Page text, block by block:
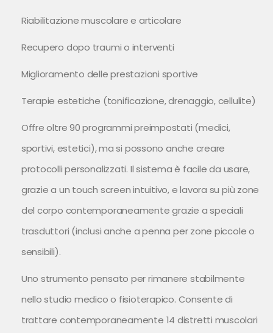
Riabilitazione muscolare e articolare
Recupero dopo traumi o interventi
Miglioramento delle prestazioni sportive
Terapie estetiche (tonificazione, drenaggio, cellulite)
Offre oltre 90 programmi preimpostati (medici,
sportivi, estetici), ma si possono anche creare
protocolli personalizzati. Il sistema è facile da usare,
grazie a un touch screen intuitivo, e lavora su più zone
del corpo contemporaneamente grazie a speciali
trasduttori (inclusi anche a penna per zone piccole o
sensibili).
Uno strumento pensato per rimanere stabilmente
nello studio medico o fisioterapico. Consente di
trattare contemporaneamente 14 distretti muscolari